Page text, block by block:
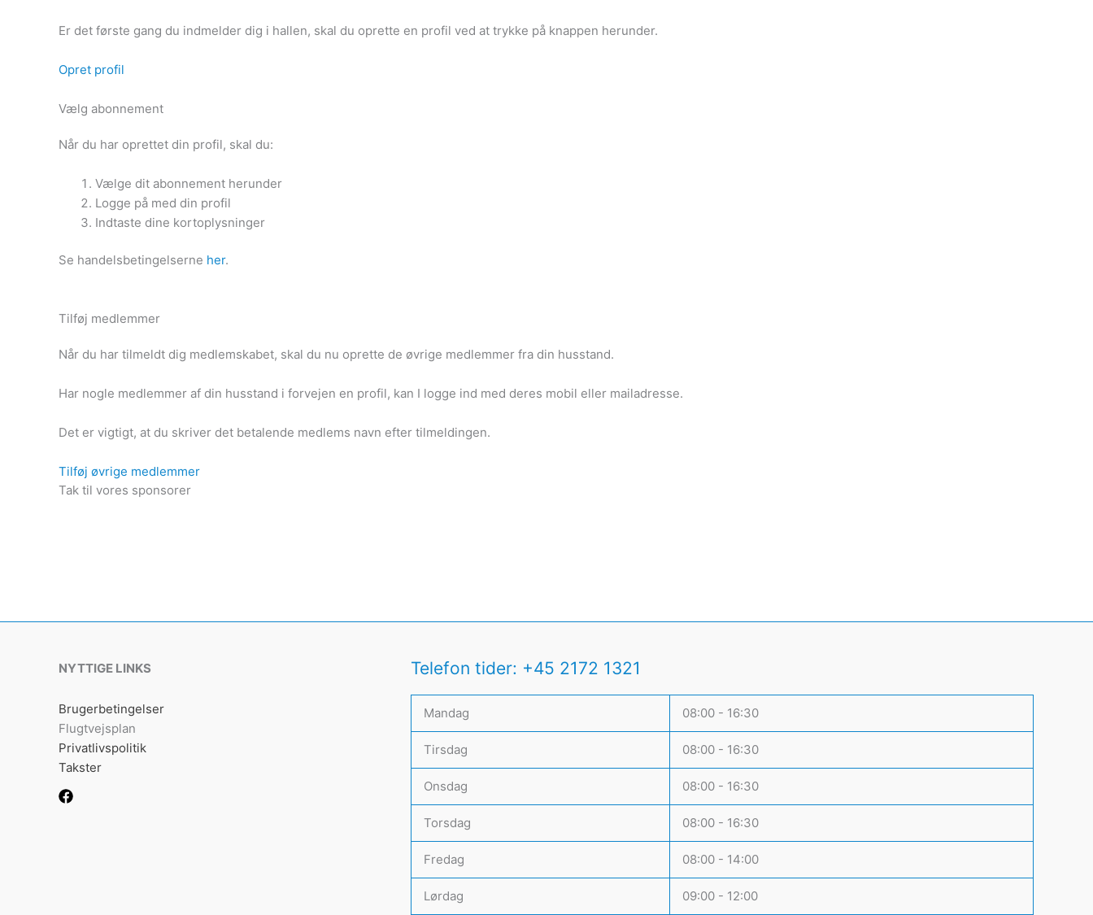
Er det første gang du indmelder dig i hallen, skal du oprette en profil ved at trykke på knappen herunder.
Opret profil
Vælg abonnement
Når du har oprettet din profil, skal du:
Vælge dit abonnement herunder
Logge på med din profil
Indtaste dine kortoplysninger
Se handelsbetingelserne her.
Tilføj medlemmer
Når du har tilmeldt dig medlemskabet, skal du nu oprette de øvrige medlemmer fra din husstand.
Har nogle medlemmer af din husstand i forvejen en profil, kan I logge ind med deres mobil eller mailadresse.
Det er vigtigt, at du skriver det betalende medlems navn efter tilmeldingen.
Tilføj øvrige medlemmer
Tak til vores sponsorer
NYTTIGE LINKS
Brugerbetingelser
Flugtvejsplan
Privatlivspolitik
Takster
Telefon tider: +45 2172 1321
Mandag 08:00 - 16:30
Tirsdag 08:00 - 16:30
Onsdag 08:00 - 16:30
Torsdag 08:00 - 16:30
Fredag 08:00 - 14:00
Lørdag 09:00 - 12:00